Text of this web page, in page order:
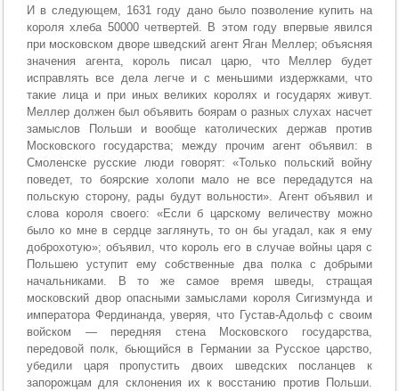
И в следующем, 1631 году дано было позволение купить на
короля хлеба 50000 четвертей. В этом году впервые явился
при московском дворе шведский агент Яган Меллер; объясняя
значения агента, король писал царю, что Меллер будет
исправлять все дела легче и с меньшими издержками, что
такие лица и при иных великих королях и государях живут.
Меллер должен был объявить боярам о разных слухах насчет
замыслов Польши и вообще католических держав против
Московского государства; между прочим агент объявил: в
Смоленске русские люди говорят: «Только польский войну
поведет, то боярские холопи мало не все передадутся на
польскую сторону, рады будут вольности». Агент объявил и
слова короля своего: «Если б царскому величеству можно
было ко мне в сердце заглянуть, то он бы угадал, как я ему
доброхотую»; объявил, что король его в случае войны царя с
Польшею уступит ему собственные два полка с добрыми
начальниками. В то же самое время шведы, стращая
московский двор опасными замыслами короля Сигизмунда и
императора Фердинанда, уверяя, что Густав-Адольф с своим
войском — передняя стена Московского государства,
передовой полк, бьющийся в Германии за Русское царство,
убедили царя пропустить двоих шведских посланцев к
запорожцам для склонения их к восстанию против Польши.